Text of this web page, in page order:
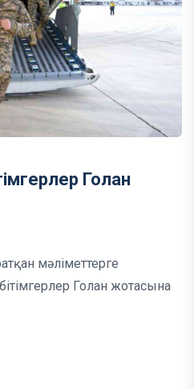
Голан
мәліметтерге
Голан жотасына